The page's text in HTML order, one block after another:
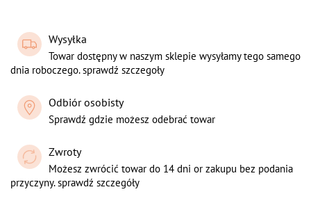
Wysyłka
Towar dostępny w naszym sklepie wysyłamy tego samego
dnia roboczego. sprawdź szczegoły
Odbiór osobisty
Sprawdź gdzie możesz odebrać towar
Zwroty
Możesz zwrócić towar do 14 dni or zakupu bez podania
przyczyny. sprawdź szczegóły